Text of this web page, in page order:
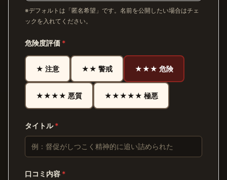
※デフォルトは「匿名希望」です。名前を公開したい場合はチェ
ックを入れてください。
危険度評価 *
★ 注意 ★★ 警戒 ★★★ 危険
★★★★ 悪質 ★★★★★ 極悪
タイトル*
口コミ内容 *